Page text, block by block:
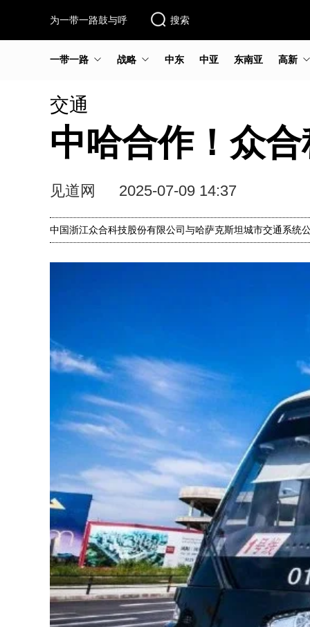
为一带一路鼓与呼 搜索
一带一路 战略 中东 中亚 东南亚 高新
交通
中哈合作！众
见道网 2025-07-09 14:37
中国浙江众合科技股份有限公司与哈萨克斯坦城市交通系统